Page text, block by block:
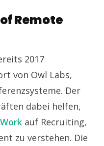
Remote
2017
von Owl Labs,
Der
dabei helfen,
Work auf Recruiting,
zu verstehen. Die